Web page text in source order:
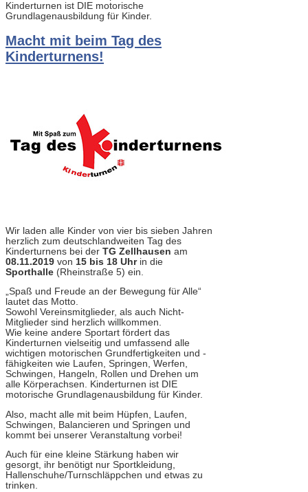
Kinderturnen ist DIE motorische
Grundlagenausbildung für Kinder.
Macht mit beim Tag des
Kinderturnens!
Wir laden alle Kinder von vier bis sieben Jahren
herzlich zum deutschlandweiten Tag des
Kinderturnens bei der TG Zellhausen am
08.11.2019 von 15 bis 18 Uhr in die
Sporthalle (Rheinstraße 5) ein.
„Spaß und Freude an der Bewegung für Alle“
lautet das Motto.
Sowohl Vereinsmitglieder, als auch Nicht-
Mitglieder sind herzlich willkommen.
Wie keine andere Sportart fördert das
Kinderturnen vielseitig und umfassend alle
wichtigen motorischen Grundfertigkeiten und -
fähigkeiten wie Laufen, Springen, Werfen,
Schwingen, Hangeln, Rollen und Drehen um
alle Körperachsen. Kinderturnen ist DIE
motorische Grundlagenausbildung für Kinder.
Also, macht alle mit beim Hüpfen, Laufen,
Schwingen, Balancieren und Springen und
kommt bei unserer Veranstaltung vorbei!
Auch für eine kleine Stärkung haben wir
gesorgt, ihr benötigt nur Sportkleidung,
Hallenschuhe/Turnschläppchen und etwas zu
trinken.